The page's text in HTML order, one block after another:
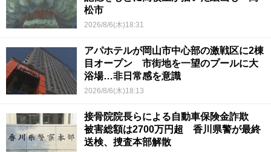
松市
2026/8/6(木)18:31
アパホテルが岡山市中心部の激戦区に2棟
目オープン 市街地を一望のプールに大
浴場…非日常感を意識
2026/8/6(木)18:13
接骨院院長らによる自動車保険金詐欺
被害総額は2700万円超 香川県警が最終
送検、捜査本部解散